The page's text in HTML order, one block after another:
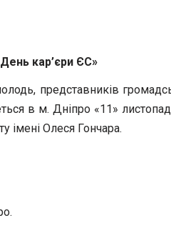
кар’єри ЄС»
представників
в м. Дніпро «11»
імені Олеся Гончара.